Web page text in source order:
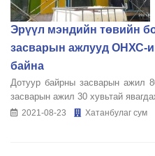
Эрүүл мэндийн төвийн
засварын ажлууд ОНХС-
байна
Дотуур байрны засварын ажил
засварын ажил 30 хувьтай
2021-08-23 Хатанбулаг сум